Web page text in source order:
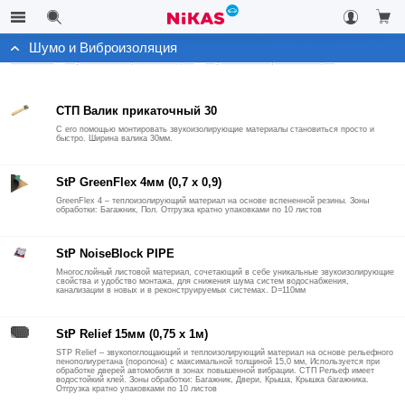
Каталог Шумо и Виброизоляция
Шумо и Виброизоляция
СТП Валик прикаточный 30
С его помощью монтировать звукоизолирующие материалы становиться просто и
быстро. Ширина валика 30мм.
StP GreenFlex 4мм (0,7 х 0,9)
GreenFlex 4 – теплоизолирующий материал на основе вспененной резины. Зоны
обработки: Багажник, Пол. Отгрузка кратно упаковками по 10 листов
StP NoiseBlock PIPE
Многослойный листовой материал, сочетающий в себе уникальные звукоизолирующие
свойства и удобство монтажа, для снижения шума систем водоснабжения,
канализации в новых и в реконструируемых системах. D=110мм
StP Relief 15мм (0,75 х 1м)
STP Relief – звукопоглощающий и теплоизолирующий материал на основе рельефного
пенополиуретана (поролона) с максимальной толщиной 15,0 мм, Используется при
обработке дверей автомобиля в зонах повышенной вибрации. СТП Рельеф имеет
водостойкий клей. Зоны обработки: Багажник, Двери, Крыша, Крышка багажника.
Отгрузка кратно упаковками по 10 листов